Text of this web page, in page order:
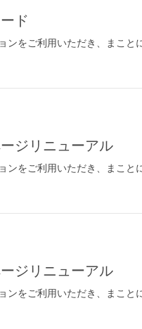
ド
ンをご利用いただき、まこ
ージリニューアル
ンをご利用いただき、まこ
ージリニューアル
ンをご利用いただき、まこ